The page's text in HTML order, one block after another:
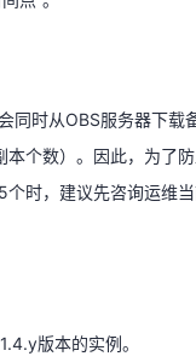
同时从OBS服务器下载
版本的实例。
于备份时实例存储空间大
同时从OBS服务器下载
个数）。因此，为了
时，建议先咨询运维
版本的实例。